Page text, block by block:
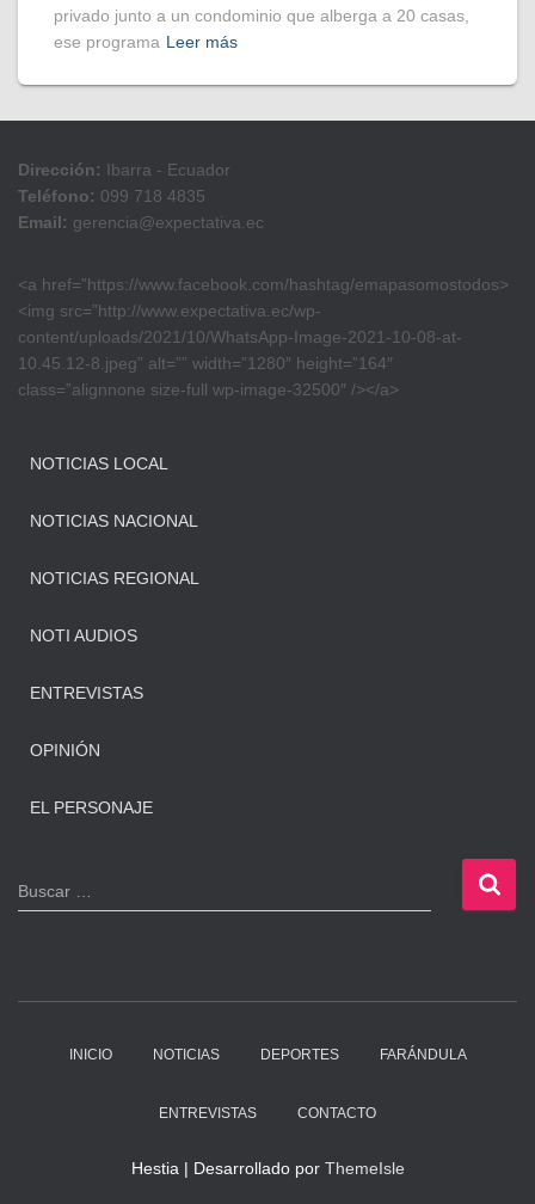
privado junto a un condominio que alberga a 20 casas,
ese programa Leer más
Dirección: Ibarra - Ecuador
Teléfono: 099 718 4835
Email: gerencia@expectativa.ec
<a href=”https://www.facebook.com/hashtag/emapasomostodos>
<img src=”http://www.expectativa.ec/wp-
content/uploads/2021/10/WhatsApp-Image-2021-10-08-at-
10.45.12-8.jpeg” alt=”” width=”1280″ height=”164″
class=”alignnone size-full wp-image-32500″ /></a>
NOTICIAS LOCAL
NOTICIAS NACIONAL
NOTICIAS REGIONAL
NOTI AUDIOS
ENTREVISTAS
OPINIÓN
EL PERSONAJE
B
u
Buscar …
INICIO NOTICIAS DEPORTES FARÁNDULA
ENTREVISTAS CONTACTO
Hestia | Desarrollado por ThemeIsle